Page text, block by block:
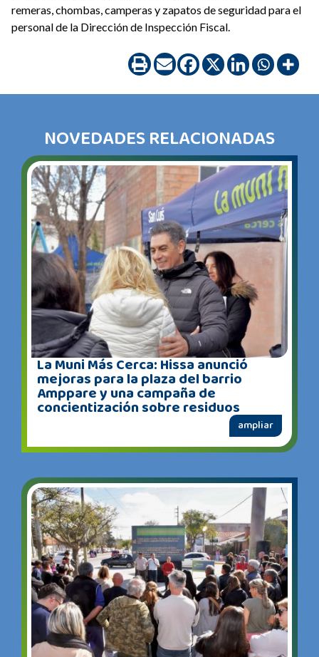
remeras, chombas, camperas y zapatos de seguridad para el
personal de la Dirección de Inspección Fiscal.
NOVEDADES RELACIONADAS
La Muni Más Cerca: Hissa anunció
mejoras para la plaza del barrio
Amppare y una campaña de
concientización sobre residuos
ampliar